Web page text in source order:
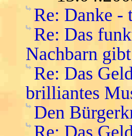
Re: Danke -
Re: Das
Nachbarn
Re: Das
brilliantes
Den
Re: Das